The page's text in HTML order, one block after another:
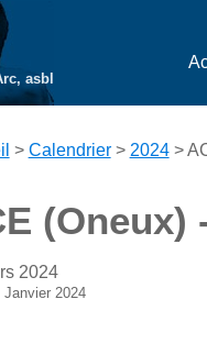
asbl
> Calendrier> 2024>
(Oneux)
2024
Janvier 2024